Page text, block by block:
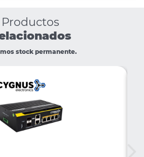
Productos
stock permanente.